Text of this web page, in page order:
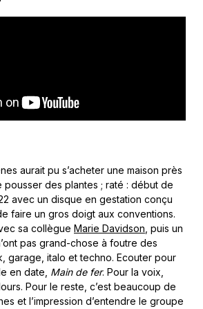
aurait pu s’acheter une maison près
pousser des plantes ; raté : début de
avec un disque en gestation conçu
faire un gros doigt aux conventions.
sa collègue Marie Davidson , puis un
pas grand-chose à foutre des
garage, italo et techno. Ecouter pour
en date, Main de fer. Pour la voix,
Pour le reste, c’est beaucoup de
et l’impression d’entendre le groupe